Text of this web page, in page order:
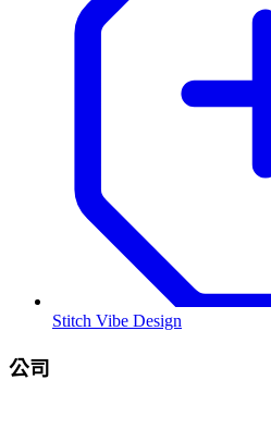
Stitch Vibe Design
公司